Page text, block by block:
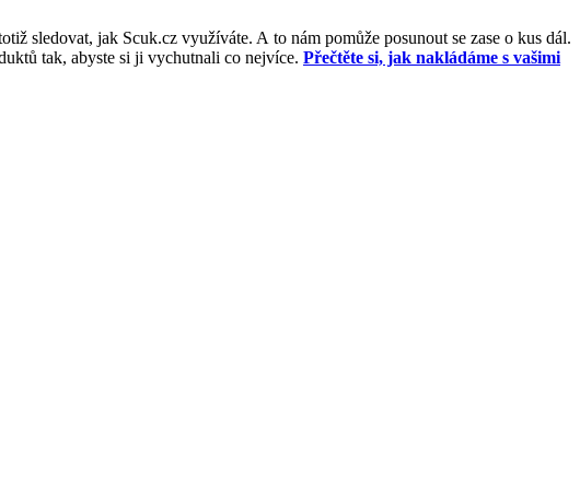
sledovat, jak Scuk.cz využíváte. A to nám pomůže posunout se zase o kus dál.
tak, abyste si ji vychutnali co nejvíce. Přečtěte si, jak nakládáme s vašimi